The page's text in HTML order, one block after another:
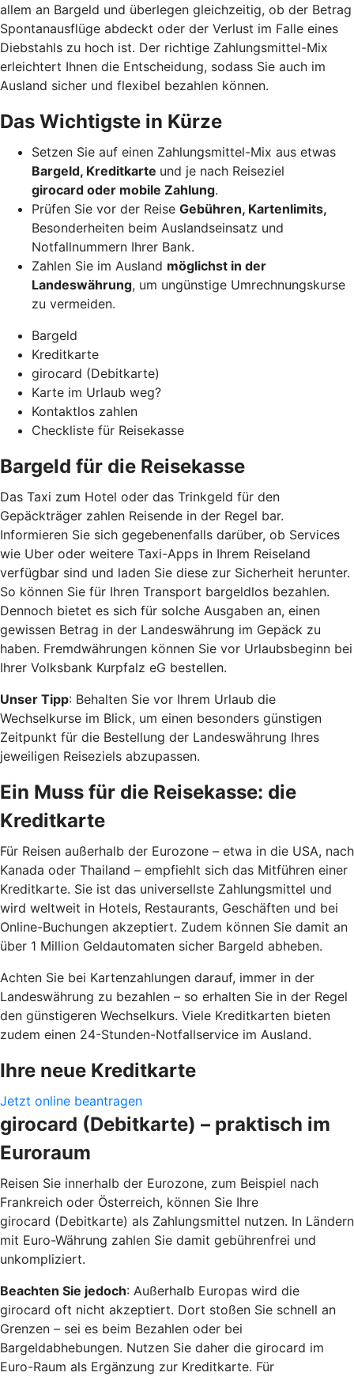
allem an Bargeld und überlegen gleichzeitig, ob der Betrag
Spontanausflüge abdeckt oder der Verlust im Falle eines
Diebstahls zu hoch ist. Der richtige Zahlungsmittel-Mix
erleichtert Ihnen die Entscheidung, sodass Sie auch im
Ausland sicher und flexibel bezahlen können.
Das Wichtigste in Kürze
Setzen Sie auf einen Zahlungsmittel-Mix aus etwas
Bargeld, Kreditkarte und je nach Reiseziel
girocard oder mobile Zahlung.
Prüfen Sie vor der Reise Gebühren, Kartenlimits,
Besonderheiten beim Auslandseinsatz und
Notfallnummern Ihrer Bank.
Zahlen Sie im Ausland möglichst in der
Landeswährung, um ungünstige Umrechnungskurse
zu vermeiden.
Bargeld
Kreditkarte
girocard (Debitkarte)
Karte im Urlaub weg?
Kontaktlos zahlen
Checkliste für Reisekasse
Bargeld für die Reisekasse
Das Taxi zum Hotel oder das Trinkgeld für den
Gepäckträger zahlen Reisende in der Regel bar.
Informieren Sie sich gegebenenfalls darüber, ob Services
wie Uber oder weitere Taxi-Apps in Ihrem Reiseland
verfügbar sind und laden Sie diese zur Sicherheit herunter.
So können Sie für Ihren Transport bargeldlos bezahlen.
Dennoch bietet es sich für solche Ausgaben an, einen
gewissen Betrag in der Landeswährung im Gepäck zu
haben. Fremdwährungen können Sie vor Urlaubsbeginn bei
Ihrer Volksbank Kurpfalz eG bestellen.
Unser Tipp: Behalten Sie vor Ihrem Urlaub die
Wechselkurse im Blick, um einen besonders günstigen
Zeitpunkt für die Bestellung der Landeswährung Ihres
jeweiligen Reiseziels abzupassen.
Ein Muss für die Reisekasse: die
Kreditkarte
Für Reisen außerhalb der Eurozone – etwa in die USA, nach
Kanada oder Thailand – empfiehlt sich das Mitführen einer
Kreditkarte. Sie ist das universellste Zahlungsmittel und
wird weltweit in Hotels, Restaurants, Geschäften und bei
Online-Buchungen akzeptiert. Zudem können Sie damit an
über 1 Million Geldautomaten sicher Bargeld abheben.
Achten Sie bei Kartenzahlungen darauf, immer in der
Landeswährung zu bezahlen – so erhalten Sie in der Regel
den günstigeren Wechselkurs. Viele Kreditkarten bieten
zudem einen 24-Stunden-Notfallservice im Ausland.
Ihre neue Kreditkarte
Jetzt online beantragen
girocard (Debitkarte) – praktisch im
Euroraum
Reisen Sie innerhalb der Eurozone, zum Beispiel nach
Frankreich oder Österreich, können Sie Ihre
girocard (Debitkarte) als Zahlungsmittel nutzen. In Ländern
mit Euro-Währung zahlen Sie damit gebührenfrei und
unkompliziert.
Beachten Sie jedoch: Außerhalb Europas wird die
girocard oft nicht akzeptiert. Dort stoßen Sie schnell an
Grenzen – sei es beim Bezahlen oder bei
Bargeldabhebungen. Nutzen Sie daher die girocard im
Euro-Raum als Ergänzung zur Kreditkarte. Für